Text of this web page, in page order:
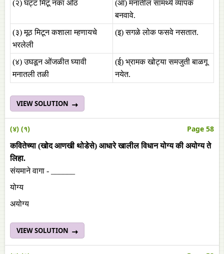
(२) घट्ट मिटू नका ओठ
(आ) मनातील सामर्थ्य व्यापक
बनवावे.
(३) मूठ मिटून कशाला म्हणायचे
भरलेली
(इ) सगळे लोक फसवे नसतात.
(४) उघडून ओंजळीत घ्यावी
मनातली तळी
(ई) भ्रामक खोट्या समजुती बाळगू
नयेत.
VIEW SOLUTION
(४) (१) Page 58
कवितेच्या (खोद आणखी थोडेसे) आधारे खालील विधान योग्य की अयोग्य ते
लिहा.
संयमाने वागा - ______
योग्य
अयोग्य
VIEW SOLUTION